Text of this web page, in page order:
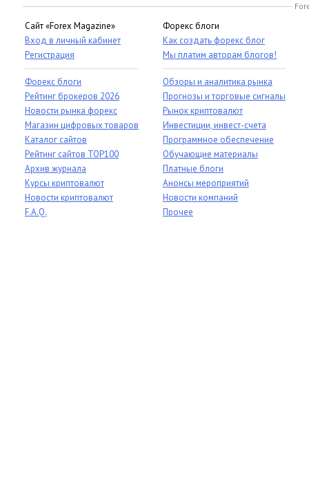
Сайт «Forex Magazine»
Вход в личный кабинет
Регистрация
Форекс блоги
Рейтинг брокеров 2026
Новости рынка форекс
Магазин цифровых товаров
Каталог сайтов
Рейтинг сайтов TOP100
Архив журнала
Курсы криптовалют
Новости криптовалют
F.A.Q.
Форекс блоги
Как создать форекс блог
Мы платим авторам блогов!
Обзоры и аналитика рынка
Прогнозы и торговые сигналы
Рынок криптовалют
Инвестиции, инвест-счета
Программное обеспечение
Обучающие материалы
Платные блоги
Анонсы мероприятий
Новости компаний
Прочее